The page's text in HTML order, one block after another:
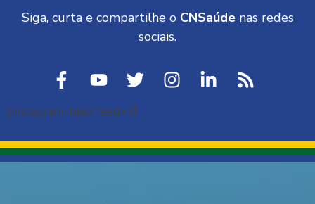
Siga, curta e compartilhe o CNSaúdenas redes
sociais.
[instagram-feed feed=1]